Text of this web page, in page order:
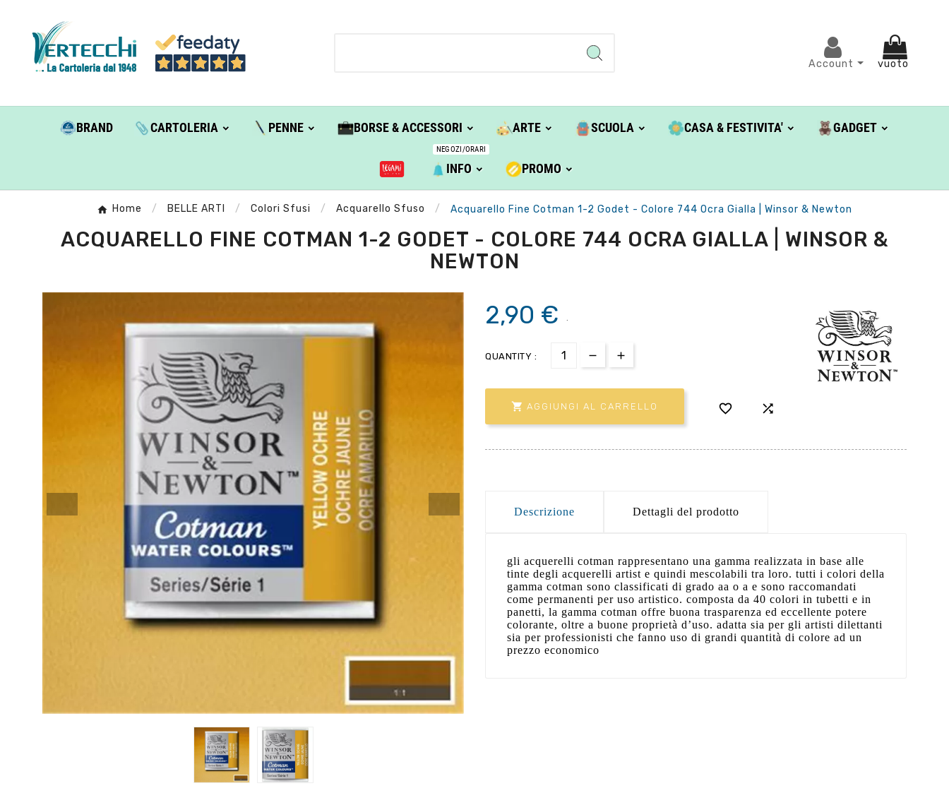
Account vuoto
BRAND CARTOLERIA PENNE BORSE & ACCESSORI ARTE SCUOLA CASA & FESTIVITA' GADGET
INFO
NEGOZI/ORARI
PROMO
Home BELLE ARTI Colori Sfusi Acquarello Sfuso Acquarello Fine Cotman 1-2 Godet - Colore 744 Ocra Gialla | Winsor & Newton
ACQUARELLO FINE COTMAN 1-2 GODET - COLORE 744 OCRA GIALLA | WINSOR &
NEWTON
2,90 €
QUANTITY :
 AGGIUNGI AL CARRELLO  
Descrizione Dettagli del prodotto
gli acquerelli cotman rappresentano una gamma realizzata in base alle
tinte degli acquerelli artist e quindi mescolabili tra loro. tutti i colori della
gamma cotman sono classificati di grado aa o a e sono raccomandati
come permanenti per uso artistico. composta da 40 colori in tubetti e in
panetti, la gamma cotman offre buona trasparenza ed eccellente potere
colorante, oltre a buone proprietà d’uso. adatta sia per gli artisti dilettanti
sia per professionisti che fanno uso di grandi quantità di colore ad un
prezzo economico